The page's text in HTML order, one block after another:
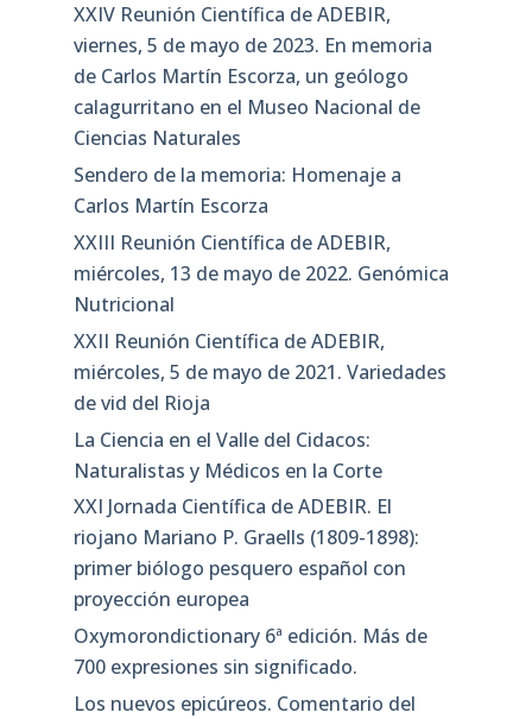
XXIV Reunión Científica de ADEBIR,
viernes, 5 de mayo de 2023. En memoria
de Carlos Martín Escorza, un geólogo
calagurritano en el Museo Nacional de
Ciencias Naturales
Sendero de la memoria: Homenaje a
Carlos Martín Escorza
XXIII Reunión Científica de ADEBIR,
miércoles, 13 de mayo de 2022. Genómica
Nutricional
XXII Reunión Científica de ADEBIR,
miércoles, 5 de mayo de 2021. Variedades
de vid del Rioja
La Ciencia en el Valle del Cidacos:
Naturalistas y Médicos en la Corte
XXI Jornada Científica de ADEBIR. El
riojano Mariano P. Graells (1809-1898):
primer biólogo pesquero español con
proyección europea
Oxymorondictionary 6ª edición. Más de
700 expresiones sin significado.
Los nuevos epicúreos. Comentario del